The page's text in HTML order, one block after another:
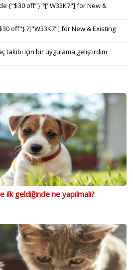
{"$30 off"} ?["W33K7"] for New &
off"} ?["W33K7"] for New & Existing
takibi için bir uygulama geliştirdim
ilk geldiğinde ne yapılmalı?